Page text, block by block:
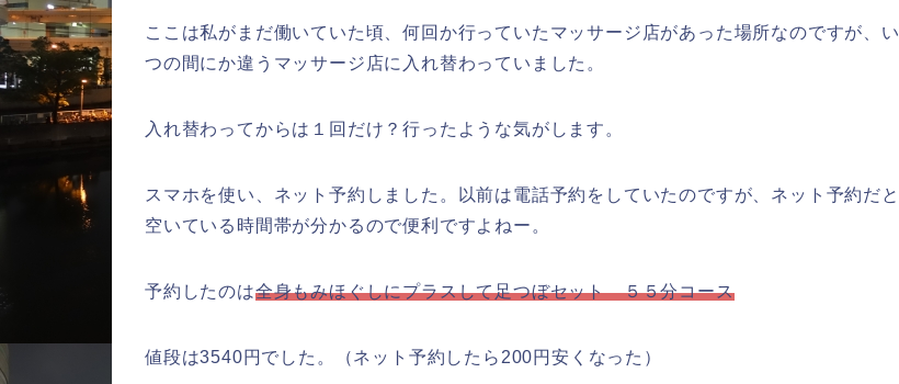
ここは私がまだ働いていた頃、何回か行っていたマッサージ店があった場所なのですが、い
つの間にか違うマッサージ店に入れ替わっていました。
入れ替わってからは１回だけ？行ったような気がします。
スマホを使い、ネット予約しました。以前は電話予約をしていたのですが、ネット予約だと
空いている時間帯が分かるので便利ですよねー。
予約したのは全身もみほぐしにプラスして足つぼセット ５５分コース
値段は3540円でした。（ネット予約したら200円安くなった）